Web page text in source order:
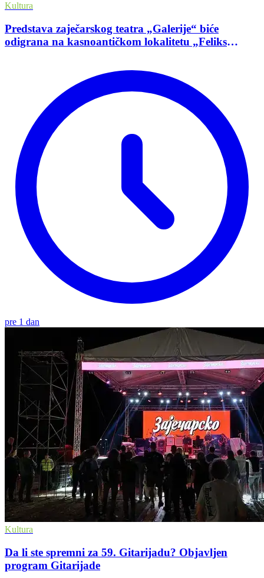
Kultura
Predstava zaječarskog teatra „Galerije“ biće
odigrana na kasnoantičkom lokalitetu „Feliks
pre 1 dan
Kultura
Da li ste spremni za 59. Gitarijadu? Objavljen
program Gitarijade